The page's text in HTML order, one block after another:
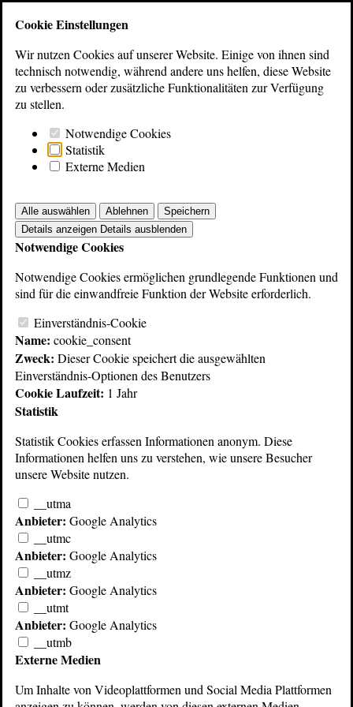
AKG
Prospekte Mikrofone
The Tube Microphone (1983)
Zur Übersicht
© 2026 Echoschall Berlin
AGB
Datenschutz
Cookie Einstellungen
Wir nutzen Cookies auf unserer Website. Einige von ihnen sind
technisch notwendig, während andere uns helfen, diese Website
zu verbessern oder zusätzliche Funktionalitäten zur Verfügung
zu stellen.
Notwendige Cookies
Statistik
Externe Medien
Alle auswählen Ablehnen
Speichern
Details anzeigen Details ausblenden
Notwendige Cookies
Notwendige Cookies ermöglichen grundlegende Funktionen und
sind für die einwandfreie Funktion der Website erforderlich.
Einverständnis-Cookie
Name: cookie_consent
Zweck: Dieser Cookie speichert die ausgewählten
Einverständnis-Optionen des Benutzers
Cookie Laufzeit: 1 Jahr
Statistik
Statistik Cookies erfassen Informationen anonym. Diese
Informationen helfen uns zu verstehen, wie unsere Besucher
unsere Website nutzen.
__utma
Anbieter: Google Analytics
__utmc
Anbieter: Google Analytics
__utmz
Anbieter: Google Analytics
__utmt
Anbieter: Google Analytics
__utmb
Externe Medien
Um Inhalte von Videoplattformen und Social Media Plattformen